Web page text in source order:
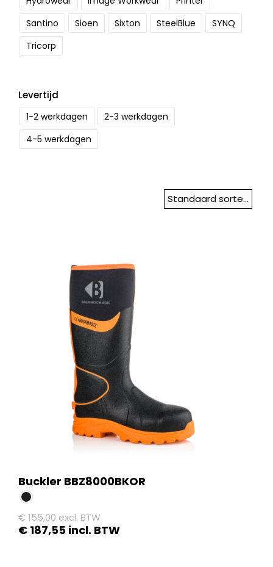
Santino
Sioen Sixton SteelBlue
SYNQ
Tricorp
Levertijd
1-2 werkdagen
2-3 werkdagen
4-5 werkdagen
Buckler BBZ8000BKOR
€155,00 excl. BTW
€ 187,55 incl. BTW